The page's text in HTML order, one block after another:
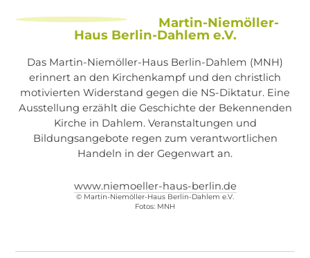
Martin-Niemöller-
Haus Berlin-Dahlem e.V.
Das Martin-Niemöller-Haus Berlin-Dahlem (MNH)
erinnert an den Kirchenkampf und den christlich
motivierten Widerstand gegen die NS-Diktatur. Eine
Ausstellung erzählt die Geschichte der Bekennenden
Kirche in Dahlem. Veranstaltungen und
Bildungsangebote regen zum verantwortlichen
Handeln in der Gegenwart an.
www.niemoeller-haus-berlin.de
© Martin-Niemöller-Haus Berlin-Dahlem e.V.
Fotos: MNH